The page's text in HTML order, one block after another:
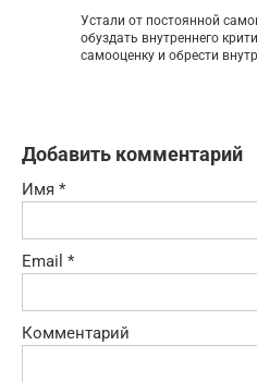
Устали от постоянной
обуздать внутреннего
самооценку и обрести
Добавить комментарий
Имя *
Email *
Комментарий